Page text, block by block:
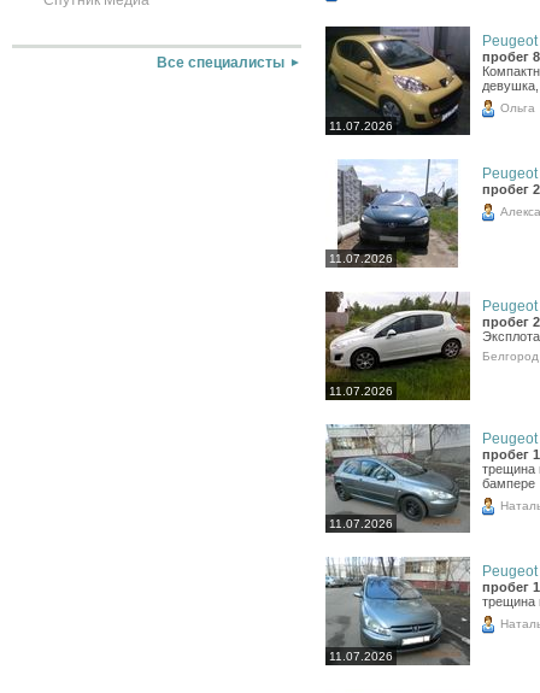
Все специалисты
11.07.2026
Peugeot
пробег
Ольга
11.07.2026
Peugeot
пробег
11.07.2026
Peugeot
пробег
Белгород
11.07.2026
Peugeot
пробег
трещина
бампере
11.07.2026
Peugeot
пробег
трещина